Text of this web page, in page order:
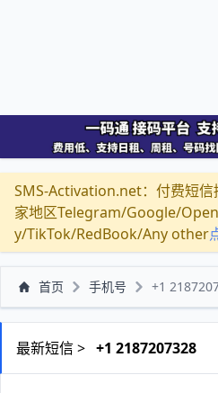
SMS-Activation.net：付费短信
家地区Telegram/Google/
y/TikTok/RedBook/Any other
首页 手机号 +1
最新短信 > +1 2187207328